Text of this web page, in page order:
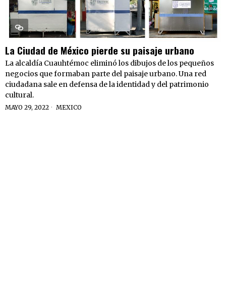
La Ciudad de México pierde su paisaje urbano
La alcaldía Cuauhtémoc eliminó los dibujos de los pequeños
negocios que formaban parte del paisaje urbano. Una red
ciudadana sale en defensa de la identidad y del patrimonio
cultural.
MAYO 29, 2022 MEXICO